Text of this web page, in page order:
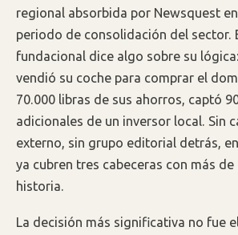
regional absorbida por Newsquest
periodo de consolidación del sector.
fundacional dice algo sobre su
vendió su coche para comprar el
70.000 libras de sus ahorros, captó
adicionales de un inversor local. Sin
externo, sin grupo editorial detrás,
ya cubren tres cabeceras con más
historia.
La decisión más significativa no fue